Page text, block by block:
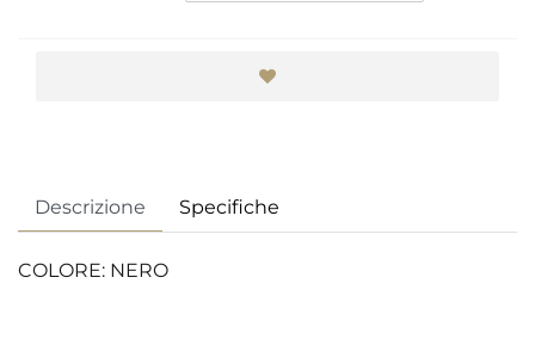
Descrizione Specifiche
COLORE: NERO